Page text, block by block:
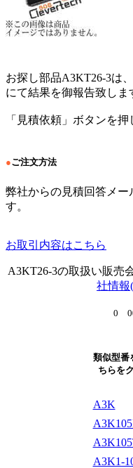
お探し部品A3KT26-3は
にて結果を御報告致しま
「見積依頼」ボタンを
●ご注文方法
弊社からの見積回答メー
す。
お取引内容はこちら
A3KT26-3の取扱い販
社情報
0
類似型番
ちらを
A3K
A3K1-